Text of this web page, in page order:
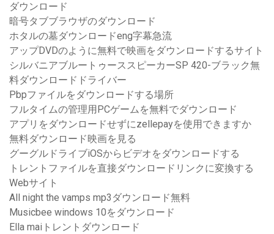
ダウンロード
暗号タブブラウザのダウンロード
ホタルの墓ダウンロードeng字幕急流
アップDVDのように無料で映画をダウンロードするサイト
シルバニアブルートゥーススピーカーSP 420-ブラック無
料ダウンロードドライバー
Pbpファイルをダウンロードする場所
フルタイムの管理用PCゲームを無料でダウンロード
アプリをダウンロードせずにzellepayを使用できますか
無料ダウンロード映画を見る
グーグルドライブiOSからビデオをダウンロードする
トレントファイルを直接ダウンロードリンクに変換する
Webサイト
All night the vamps mp3ダウンロード無料
Musicbee windows 10をダウンロード
Ella maiトレントダウンロード